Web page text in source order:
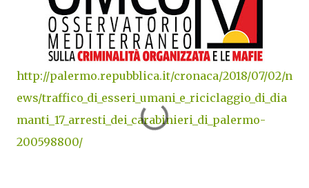
http://palermo.repubblica.it/cronaca/2018/07/02/n
ews/traffico_di_esseri_umani_e_riciclaggio_di_dia
manti_17_arresti_dei_carabinieri_di_palermo-
200598800/